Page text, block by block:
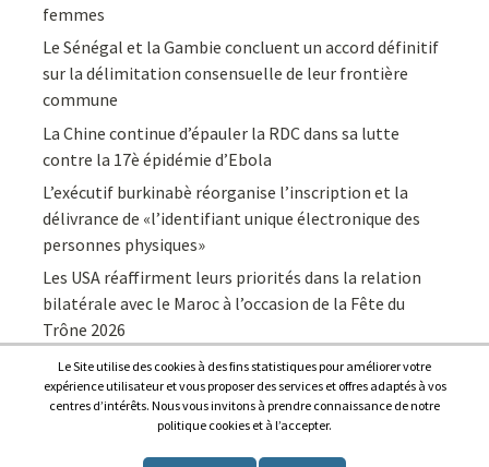
femmes
Le Sénégal et la Gambie concluent un accord définitif
sur la délimitation consensuelle de leur frontière
commune
La Chine continue d’épauler la RDC dans sa lutte
contre la 17è épidémie d’Ebola
L’exécutif burkinabè réorganise l’inscription et la
délivrance de «l’identifiant unique électronique des
personnes physiques»
Les USA réaffirment leurs priorités dans la relation
bilatérale avec le Maroc à l’occasion de la Fête du
Trône 2026
Afrique7, l’info du continent en continu
Le Site utilise des cookies à des fins statistiques pour améliorer votre
expérience utilisateur et vous proposer des services et offres adaptés à vos
centres d’intérêts. Nous vous invitons à prendre connaissance de notre
politique cookies et à l’accepter.